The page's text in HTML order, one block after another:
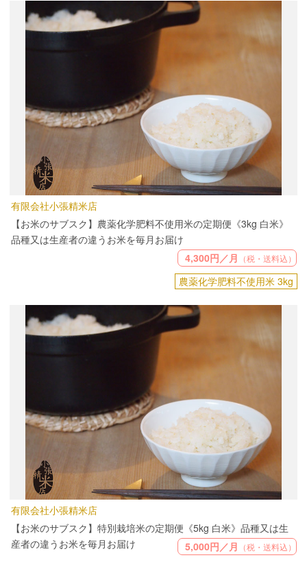
有限会社小張精米店
【お米のサブスク】農薬化学肥料不使用米の定期便《3kg 白米》
品種又は生産者の違うお米を毎月お届け
4,300円／月 （税・送料込）
農薬化学肥料不使用米 3kg
有限会社小張精米店
【お米のサブスク】特別栽培米の定期便《5kg 白米》品種又は生
産者の違うお米を毎月お届け
5,000円／月 （税・送料込）